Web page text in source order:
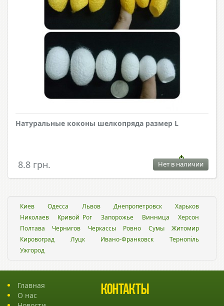
Натуральные коконы шелкопряда размер L
8.8 грн. Нет в наличии
Киев Одесса Львов Днепропетровск
Харьков
Николаев
Кривой Рог Запорожье Винница
Херсон
Полтава
Чернигов Черкассы Ровно Сумы
Житомир
Кировоград
Луцк Ивано-Франковск
Тернопіль
Ужгород
Главная
О нас
Контакты